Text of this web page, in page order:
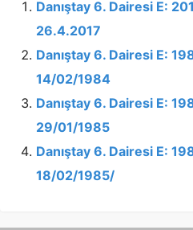
Danıştay 6. Dairesi E:
26.4.2017
Danıştay 6. Dairesi E:
14/02/1984
Danıştay 6. Dairesi E:
29/01/1985
Danıştay 6. Dairesi E:
18/02/1985/